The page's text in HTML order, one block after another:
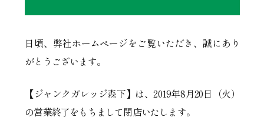
日頃、弊社ホームページをご覧いただき、誠にあり
がとうございます。
【ジャンクガレッジ森下】は、2019年8月20日（火）
の営業終了をもちまして閉店いたします。